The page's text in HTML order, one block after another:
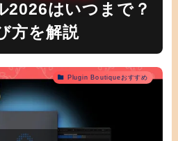
2026はいつまで？
方を解説
Plugin Boutiqueおすすめ